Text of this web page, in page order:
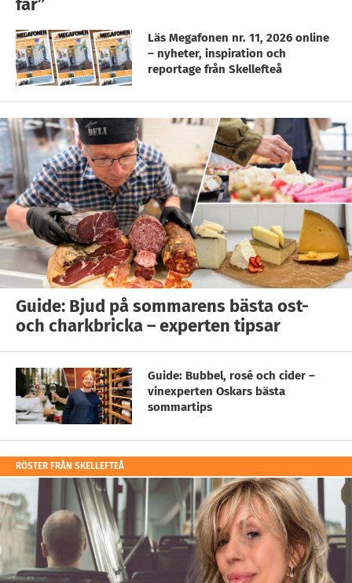
Läs Megafonen nr. 11, 2026 online
– nyheter, inspiration och
reportage från Skellefteå
Guide: Bjud på sommarens bästa ost-
och charkbricka – experten tipsar
Guide: Bubbel, rosé och cider –
vinexperten Oskars bästa
sommartips
RÖSTER FRÅN SKELLEFTEÅ